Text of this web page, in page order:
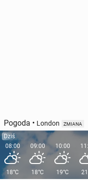
Pogoda • London ZMIANA
Dziś
08:00
18°C
09:00
18°C
10:00
19°C